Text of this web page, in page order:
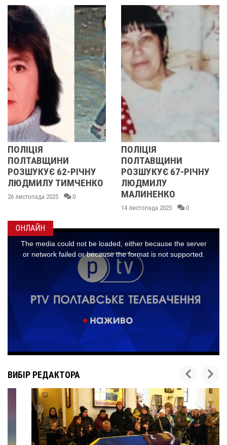
62-РІЧНУ
ТИМЧЕНКО
2025 0
ПОЛІЦІЯ
ПОЛТАВЩИНИ
РОЗШУКУЄ 67-РІЧНУ
ЛЮДМИЛУ
МАЛИНЕНКО
14 листопада 2025 0
ОНЛАЙН
ВИБІР РЕДАКТОРА